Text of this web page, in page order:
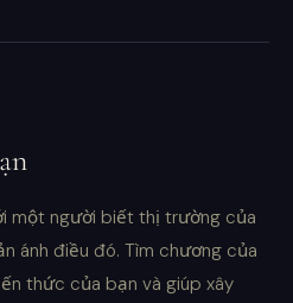
một người biết thị trường của
ánh điều đó. Tìm chương của
thức của bạn và giúp xây